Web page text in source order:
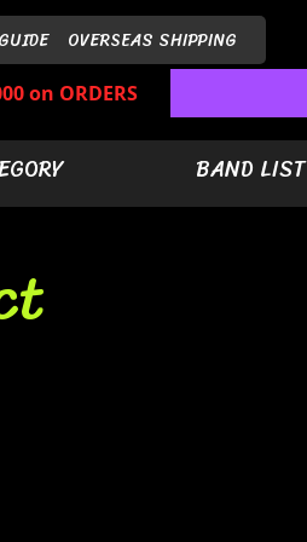
OVERSEAS SHIPPING
on ORDERS
BAND LIST